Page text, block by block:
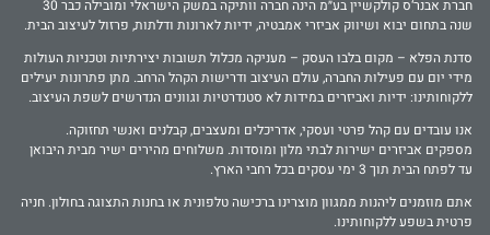
חברת אבנר‘ס קולקשיין בע״מ הינה חברה וותיקה במשק הישראלי ומובילה כבר 30
שנה בתחום יבוא ושיווק אביזרי אמבטיה, ידיות לארונות ודלתות, פרזול לעיצוב הבית.
סדנת הפלא – מקום בלבו העסק – מעניקה מכלול תשובות יצירתיות וטכניות העולות
מידי יום עם פעילות החברה, עולם העיצוב ודרישות הקהל הרחב. מתן פתרונות יעילים
ללקוחותינו: ידיות ואביזרים במידות לא סטנדרטיות וגוונים הנדרשים לשפת העיצוב.
אנו עובדים עם קהל פרטי ועסקי, אדריכלים ומעצבים, קבלנים ואנשי תחזוקה.
מספקים אביזרים ישירות לבתי מלון ומוסדות. משלוחים מהירים ישיר מבית היבואן
עד לפתח הבית תוך 3 ימי עסקים בכל רחבי הארץ.
אתם מוזמנים ליהנות ממגוון מוצרינו ברכישה טלפונית או בחנות התצוגה בחולון. חניה
פרטית בשפע ללקוחותינו.